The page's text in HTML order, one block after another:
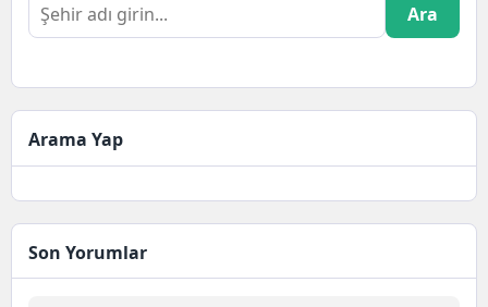
Ara
Arama Yap
Son Yorumlar